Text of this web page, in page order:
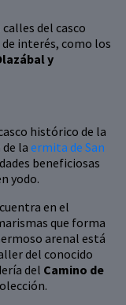
del casco
interés, como los
y
histórico de la
la ermita de San
beneficiosas
yodo.
en el
que forma
arenal está
del conocido
del Camino de